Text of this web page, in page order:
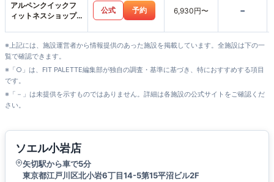
アルペンクイックフ
ィットネスショップ
公式 予約 6,930円〜 -
※上記には、施設運営者から情報提供のあった施設を掲載しています。全施設は下の一
覧で確認できます。
※「○」は、FIT PALETTE編集部が独自の調査・基準に基づき、特におすすめする項目
です。
※「－」は未提供を示すものではありません。詳細は各施設の公式サイトをご確認くだ
さい。
ソエル小岩店
矢切駅から車で5分
東京都江戸川区北小岩6丁目14-5第15平沼ビル2F